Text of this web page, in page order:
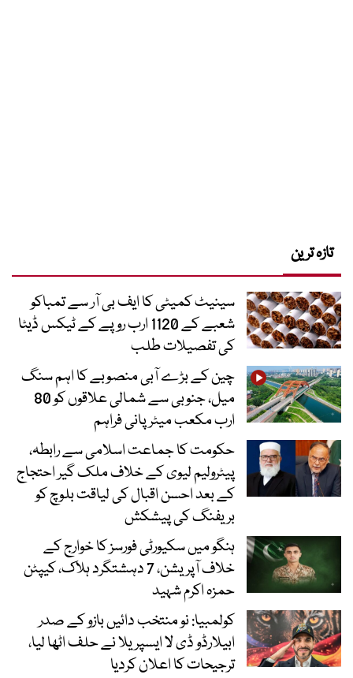
تازہ ترین
سینیٹ کمیٹی کا ایف بی آر سے تمباکو
شعبے کے 1120 ارب روپے کے ٹیکس ڈیٹا
کی تفصیلات طلب
چین کے بڑے آبی منصوبے کا اہم سنگ
میل، جنوبی سے شمالی علاقوں کو 80
ارب مکعب میٹر پانی فراہم
حکومت کا جماعت اسلامی سے رابطہ،
پیٹرولیم لیوی کے خلاف ملک گیر احتجاج
کے بعد احسن اقبال کی لیاقت بلوچ کو
بریفنگ کی پیشکش
ہنگو میں سکیورٹی فورسز کا خوارج کے
خلاف آپریشن، 7 دہشتگرد ہلاک، کیپٹن
حمزہ اکرم شہید
کولمبیا: نو منتخب دائیں بازو کے صدر
ابیلارڈو ڈی لا ایسپریلا نے حلف اٹھا لیا،
ترجیحات کا اعلان کردیا